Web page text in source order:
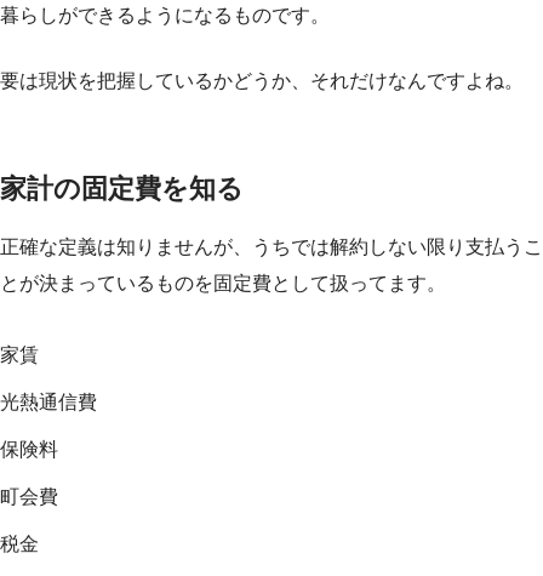
暮らしができるようになるものです。
要は現状を把握しているかどうか、それだけなんですよね。
家計の固定費を知る
正確な定義は知りませんが、うちでは解約しない限り支払うこ
とが決まっているものを固定費として扱ってます。
家賃
光熱通信費
保険料
町会費
税金